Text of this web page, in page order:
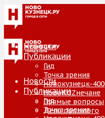
Новости
Публикации
Гид
Точка зрения
Новокузнецк-400
НовоKUZнечане
Прямые вопросы
Дело прошлого
Новости
Публикации
Гид
Точка зрения